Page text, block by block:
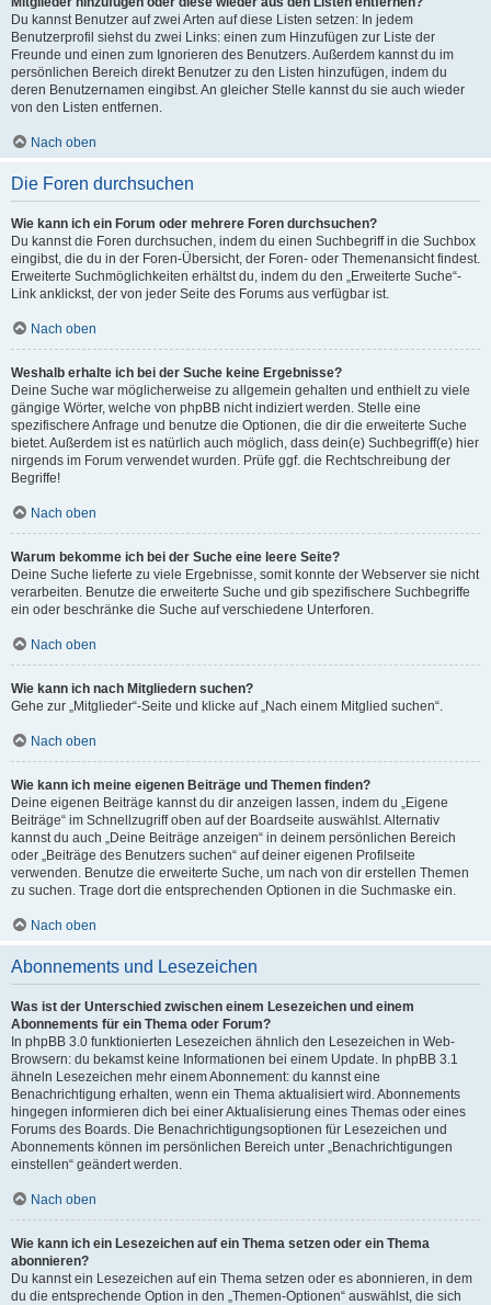
Du kannst Benutzer auf zwei Arten auf diese Listen setzen: In jedem
Benutzerprofil siehst du zwei Links: einen zum Hinzufügen zur Liste der
Freunde und einen zum Ignorieren des Benutzers. Außerdem kannst du im
persönlichen Bereich direkt Benutzer zu den Listen hinzufügen, indem du
deren Benutzernamen eingibst. An gleicher Stelle kannst du sie auch wieder
von den Listen entfernen.
Nach oben
Die Foren durchsuchen
Wie kann ich ein Forum oder mehrere Foren durchsuchen?
Du kannst die Foren durchsuchen, indem du einen Suchbegriff in die Suchbox
eingibst, die du in der Foren-Übersicht, der Foren- oder Themenansicht findest.
Erweiterte Suchmöglichkeiten erhältst du, indem du den „Erweiterte Suche“-
Link anklickst, der von jeder Seite des Forums aus verfügbar ist.
Nach oben
Weshalb erhalte ich bei der Suche keine Ergebnisse?
Deine Suche war möglicherweise zu allgemein gehalten und enthielt zu viele
gängige Wörter, welche von phpBB nicht indiziert werden. Stelle eine
spezifischere Anfrage und benutze die Optionen, die dir die erweiterte Suche
bietet. Außerdem ist es natürlich auch möglich, dass dein(e) Suchbegriff(e) hier
nirgends im Forum verwendet wurden. Prüfe ggf. die Rechtschreibung der
Begriffe!
Nach oben
Warum bekomme ich bei der Suche eine leere Seite?
Deine Suche lieferte zu viele Ergebnisse, somit konnte der Webserver sie nicht
verarbeiten. Benutze die erweiterte Suche und gib spezifischere Suchbegriffe
ein oder beschränke die Suche auf verschiedene Unterforen.
Nach oben
Wie kann ich nach Mitgliedern suchen?
Gehe zur „Mitglieder“-Seite und klicke auf „Nach einem Mitglied suchen“.
Nach oben
Wie kann ich meine eigenen Beiträge und Themen finden?
Deine eigenen Beiträge kannst du dir anzeigen lassen, indem du „Eigene
Beiträge“ im Schnellzugriff oben auf der Boardseite auswählst. Alternativ
kannst du auch „Deine Beiträge anzeigen“ in deinem persönlichen Bereich
oder „Beiträge des Benutzers suchen“ auf deiner eigenen Profilseite
verwenden. Benutze die erweiterte Suche, um nach von dir erstellen Themen
zu suchen. Trage dort die entsprechenden Optionen in die Suchmaske ein.
Nach oben
Abonnements und Lesezeichen
Was ist der Unterschied zwischen einem Lesezeichen und einem
Abonnements für ein Thema oder Forum?
In phpBB 3.0 funktionierten Lesezeichen ähnlich den Lesezeichen in Web-
Browsern: du bekamst keine Informationen bei einem Update. In phpBB 3.1
ähneln Lesezeichen mehr einem Abonnement: du kannst eine
Benachrichtigung erhalten, wenn ein Thema aktualisiert wird. Abonnements
hingegen informieren dich bei einer Aktualisierung eines Themas oder eines
Forums des Boards. Die Benachrichtigungsoptionen für Lesezeichen und
Abonnements können im persönlichen Bereich unter „Benachrichtigungen
einstellen“ geändert werden.
Nach oben
Wie kann ich ein Lesezeichen auf ein Thema setzen oder ein Thema
abonnieren?
Du kannst ein Lesezeichen auf ein Thema setzen oder es abonnieren, in dem
du die entsprechende Option in den „Themen-Optionen“ auswählst, die sich